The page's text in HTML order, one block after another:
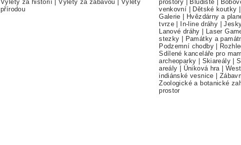
Výlety za historií |Výlety za zábavou | Výlety
přírodou
prostory | Bludiště |
venkovní | Dětské koutky |
Galerie | Hvězdárny a
tvrze | In-line dráhy |
Lanové dráhy | Laser
stezky | Památky a
Podzemní chodby|
Sdílené kanceláře pro
archeoparky | Skiareály |
areály | Úniková hra |
indiánské vesnice |
Zoologické a botanické
prostor